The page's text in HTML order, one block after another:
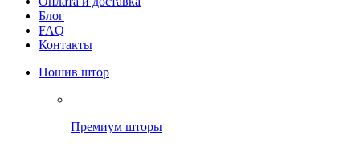
Блог
FAQ
Контакты
Пошив штор
Премиум шторы